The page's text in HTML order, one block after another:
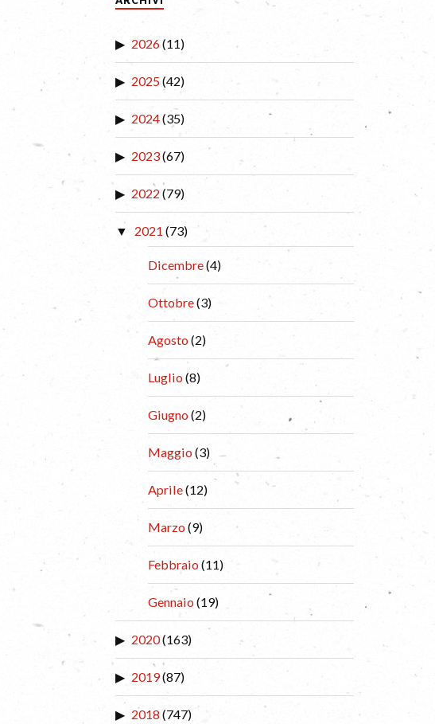
2026(11)
2025(42)
2024(35)
2023(67)
2022 (79)
2021 (73)
Dicembre(4)
Ottobre(3)
Agosto(2)
Luglio(8)
Giugno(2)
Maggio(3)
Aprile(12)
Marzo (9)
Febbraio(11)
Gennaio (19)
2020(163)
2019(87)
2018 (747)